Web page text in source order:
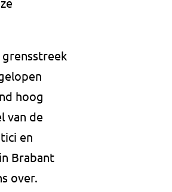
hoog
van de
en
Brabant
over.